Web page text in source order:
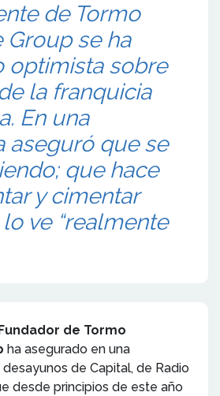
de Tormo
Group se ha
optimista sobre
la franquicia
En una
aseguró que se
que hace
y cimentar
ve “realmente
de Tormo
ha asegurado en una
de Capital, de Radio
desde principios de este año